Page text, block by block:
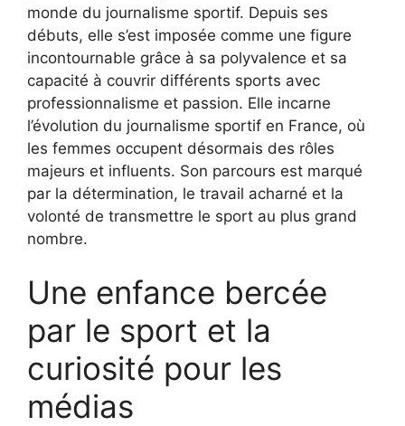
monde du journalisme sportif. Depuis ses
débuts, elle s’est imposée comme une figure
incontournable grâce à sa polyvalence et sa
capacité à couvrir différents sports avec
professionnalisme et passion. Elle incarne
l’évolution du journalisme sportif en France, où
les femmes occupent désormais des rôles
majeurs et influents. Son parcours est marqué
par la détermination, le travail acharné et la
volonté de transmettre le sport au plus grand
nombre.
Une enfance bercée
par le sport et la
curiosité pour les
médias